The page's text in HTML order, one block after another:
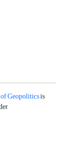
Geopoliticsis